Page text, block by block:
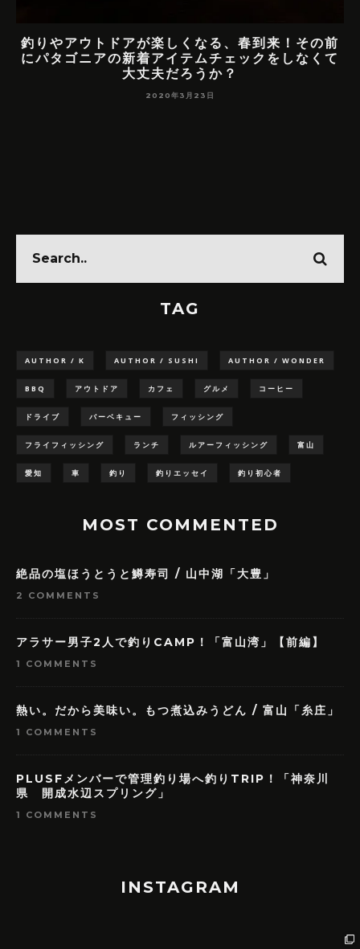
釣りやアウトドアが楽しくなる、春到来！その前
にパタゴニアの新着アイテムチェックをしなくて
大丈夫だろうか？
2020年3月23日
TAG
AUTHOR / K AUTHOR / SUSHI AUTHOR / WONDER
BBQ アウトドア カフェ グルメ コーヒー
ドライブ バーベキュー フィッシング
フライフィッシング ランチ ルアーフィッシング 富山
愛知 車 釣り 釣りエッセイ 釣り初心者
MOST COMMENTED
絶品の塩ほうとうと鱒寿司 / 山中湖「大豊」
2 COMMENTS
アラサー男子2人で釣りCAMP！「富山湾」【前編】
1 COMMENTS
熱い。だから美味い。もつ煮込みうどん / 富山「糸庄」
1 COMMENTS
PLUSFメンバーで管理釣り場へ釣りTRIP！「神奈川
県 開成水辺スプリング」
1 COMMENTS
INSTAGRAM